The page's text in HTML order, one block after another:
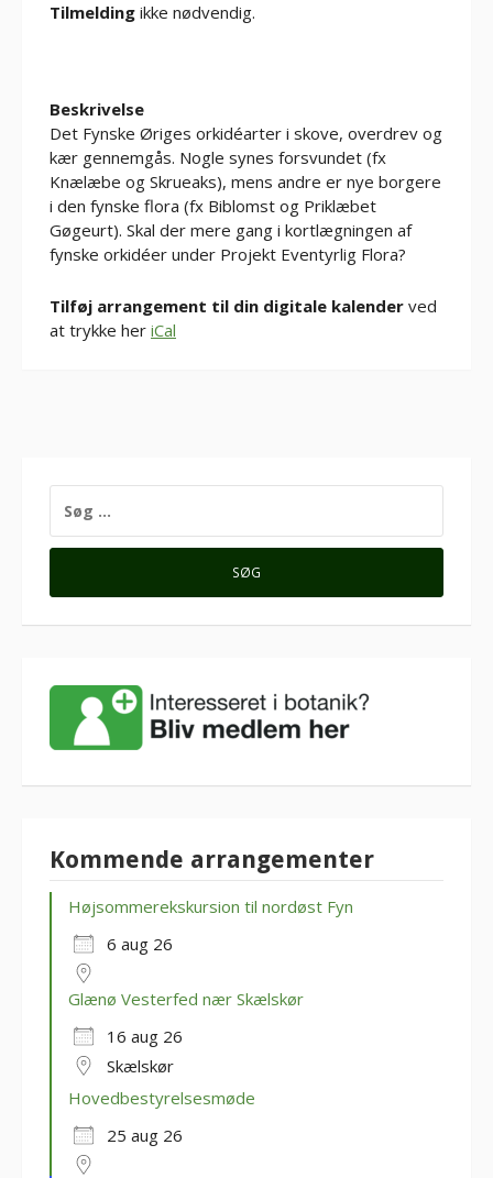
Tilmelding ikke nødvendig.
Beskrivelse
Det Fynske Øriges orkidéarter i skove, overdrev og
kær gennemgås. Nogle synes forsvundet (fx
Knælæbe og Skrueaks), mens andre er nye borgere
i den fynske flora (fx Biblomst og Priklæbet
Gøgeurt). Skal der mere gang i kortlægningen af
fynske orkidéer under Projekt Eventyrlig Flora?
Tilføj arrangement til din digitale kalender ved
at trykke her iCal
EFTER:
Kommende arrangementer
Højsommerekskursion til nordøst Fyn
6 aug 26
Glænø Vesterfed nær Skælskør
16 aug 26
Skælskør
Hovedbestyrelsesmøde
25 aug 26